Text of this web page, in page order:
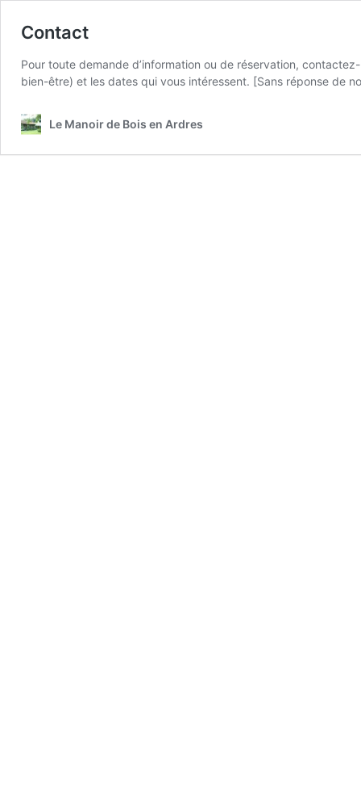
Contact
Pour toute demande d’information ou de réservation,
bien-être) et les dates qui vous intéressent. [Sans réponse de
Le Manoir de Bois en Ardres